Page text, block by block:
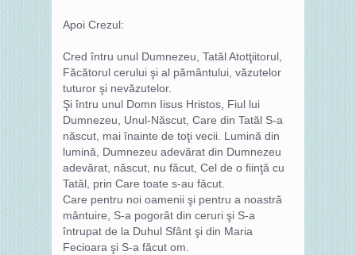
Apoi Crezul:
Cred întru unul Dumnezeu, Tatăl Atotţiitorul,
Făcătorul cerului şi al pământului, văzutelor
tuturor şi nevăzutelor.
Şi întru unul Domn Iisus Hristos, Fiul lui
Dumnezeu, Unul-Născut, Care din Tatăl S-a
născut, mai înainte de toţi vecii. Lumină din
lumină, Dumnezeu adevărat din Dumnezeu
adevărat, născut, nu făcut, Cel de o fiinţă cu
Tatăl, prin Care toate s-au făcut.
Care pentru noi oamenii şi pentru a noastră
mântuire, S-a pogorât din ceruri şi S-a
întrupat de la Duhul Sfânt şi din Maria
Fecioara şi S-a făcut om.